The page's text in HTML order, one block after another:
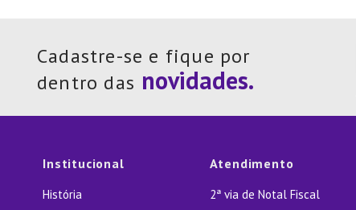
Cadastre-se e fique por
dentro das
Institucional
História
Atendimento
2ª via de Notal Fiscal